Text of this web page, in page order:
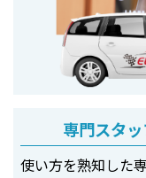
専門スタ
使い方を熟知した